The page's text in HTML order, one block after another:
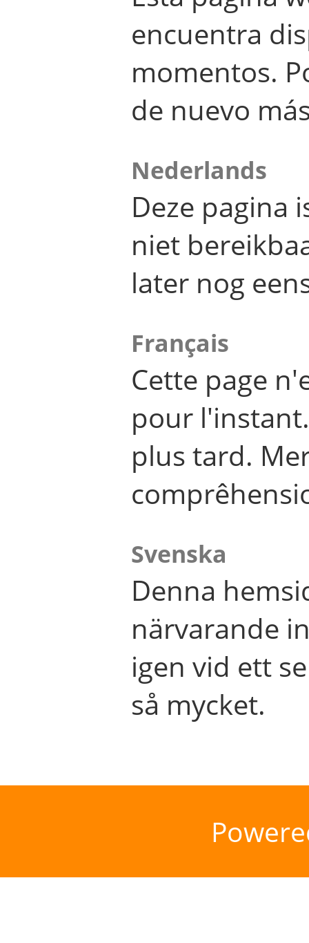
encuentra
momentos.
de nuevo
Nederlands
Deze pagina
niet
later nog
Français
Cette page
pour
plus tard.
Svenska
Denna
närvarande
igen vid ett
så mycket.